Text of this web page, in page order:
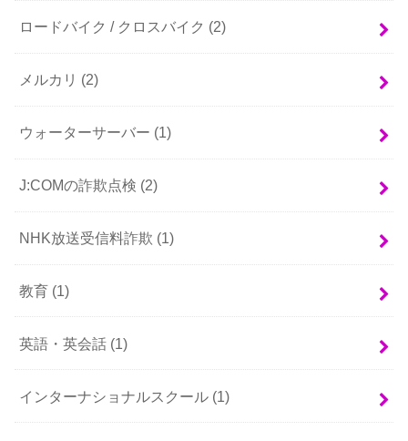
ロードバイク / クロスバイク (2)
メルカリ (2)
ウォーターサーバー (1)
J:COMの詐欺点検 (2)
NHK放送受信料詐欺 (1)
教育 (1)
英語・英会話 (1)
インターナショナルスクール (1)